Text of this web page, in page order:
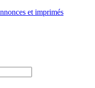
et imprimés